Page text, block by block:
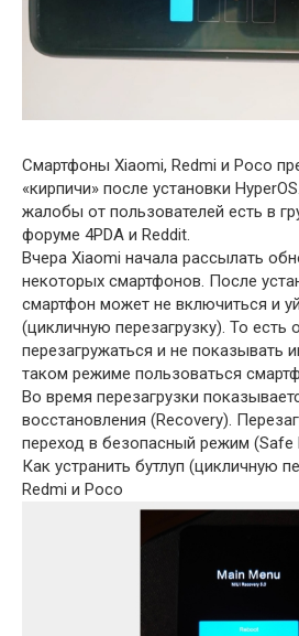
Смартфоны Xiaomi, Redmi и Poco
«кирпичи» после установки
жалобы от пользователей есть в
форуме 4PDA и Reddit.
Вчера Xiaomi начала рассылать
некоторых смартфонов. После
смартфон может не включиться и
(цикличную перезагрузку). То есть
перезагружаться и не показывать
таком режиме пользоваться
Во время перезагрузки
восстановления (Recovery).
переход в безопасный режим (Safe
Как устранить бутлуп (цикличную
Redmi и Poco